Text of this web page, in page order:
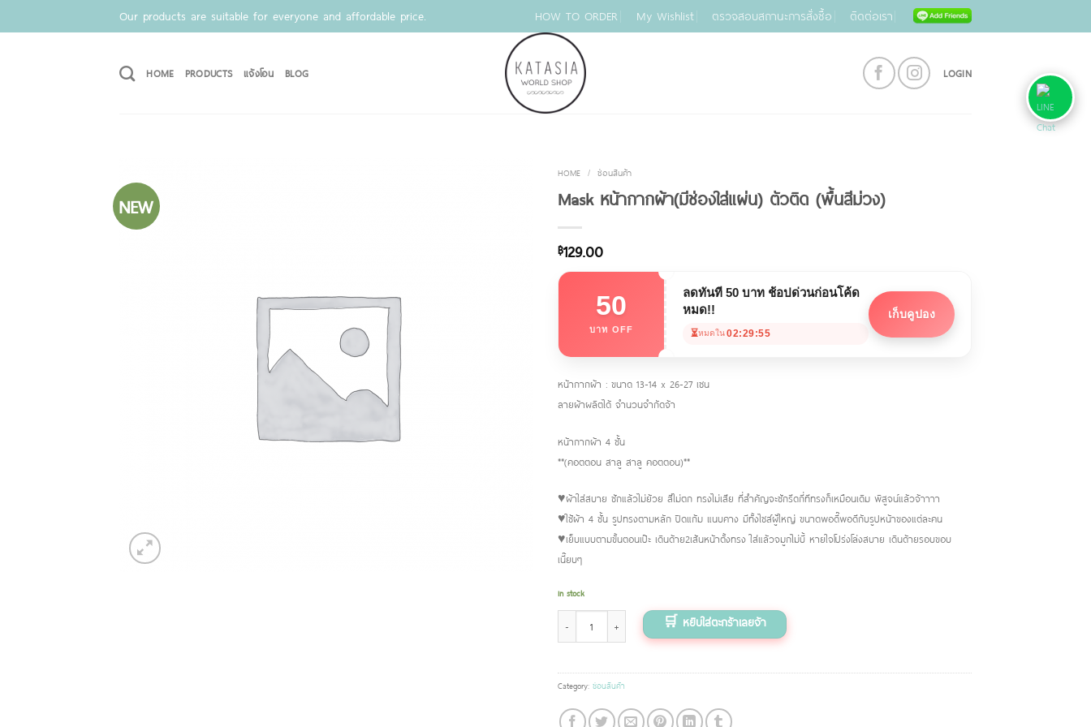
to
Our products are suitable for everyone and affordable price. HOW TO ORDER My Wishlist ตรวจสอบสถานะการสั่งซื้อ ติดต่อเรา
HOME PRODUCTS แจ้งโอน BLOG LOGIN
NEW
HOME / ซ่อนสินค้า
Mask หน้ากากผ้า(มีช่องใส่แผ่น) ตัวติด (พื้นสีม่วง)
฿129.00
50
บาท OFF
ลดทันที 50 บาท ช้อปด่วนก่อนโค้ด
หมด!!
⏳หมดใน02:29:55
เก็บคูปอง
หน้ากากผ้า : ขนาด 13-14 x 26-27 เซน
ลายผ้าผลิตได้ จำนวนจำกัดจ้า
หน้ากากผ้า 4 ชั้น
**(คอตตอน สาลู สาลู คอตตอน)**
♥️ผ้าใส่สบาย ซักแล้วไม่ย้วย สีไม่ตก ทรงไม่เสีย ที่สำคัญจะซักรีดกี่ทีทรงก็เหมือนเดิม พิสูจน์แล้วจ้าาาา
♥️ใช้ผ้า 4 ชั้น รูปทรงตามหลัก ปิดแก้ม แนบคาง มีทั้งไซส์ผู้ใหญ่ ขนาดพอดี๊พอดีกับรูปหน้าของแต่ละคน
♥️เย็บแบบตามขั้นตอนเป๊ะ เดินด้าย2เส้นหน้าตั้งทรง ใส่แล้วจมูกไม่บี้ หายใจโปร่งโล่งสบาย เดินด้ายรอบขอบ
เนี๊ยบๆ
In stock
Mask หน้ากากผ้า(มีช่องใส่แผ่น) ตัวติด (พื้นสีม่วง) quantity
Category: ซ่อนสินค้า